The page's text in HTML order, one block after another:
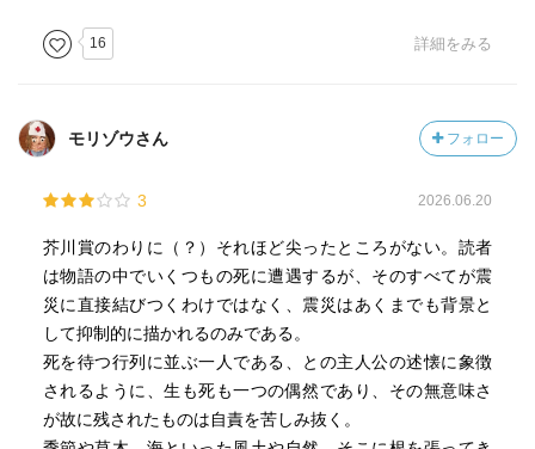
16 詳細をみる
モリゾウさん フォロー
3 2026.06.20
芥川賞のわりに（？）それほど尖ったところがない。読者
は物語の中でいくつもの死に遭遇するが、そのすべてが震
災に直接結びつくわけではなく、震災はあくまでも背景と
して抑制的に描かれるのみである。
死を待つ行列に並ぶ一人である、との主人公の述懐に象徴
されるように、生も死も一つの偶然であり、その無意味さ
が故に残されたものは自責を苦しみ抜く。